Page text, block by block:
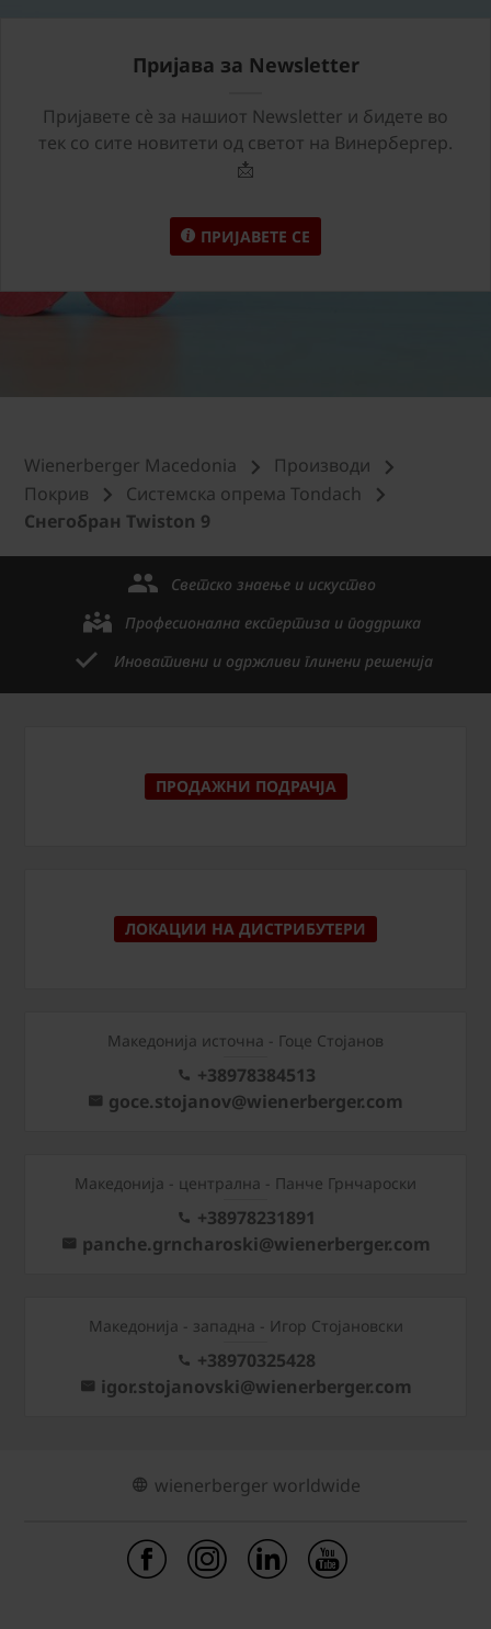
Пријава за Newsletter
Пријавете сѐ за нашиот Newsletter и бидете во
тек со сите новитети од светот на Винербергер.
📩
ПРИЈАВЕТЕ СЕ
Wienerberger Macedonia
Производи
Покрив
Системска опрема Tondach
Снегобран Twiston 9
Светско знаење и искуство
Професионална експертиза и поддршка
Иновативни и одржливи глинени решенија
ПРОДАЖНИ ПОДРАЧЈА
ЛОКАЦИИ НА ДИСТРИБУТЕРИ
Македонија источна - Гоце Стојанов
+38978384513
goce.stojanov@wienerberger.com
Mакедонија - централна - Панче Грнчароски
+38978231891
panche.grncharoski@wienerberger.com
Mакедонија - западна - Игор Стојановски
+38970325428
igor.stojanovski@wienerberger.com
wienerberger worldwide